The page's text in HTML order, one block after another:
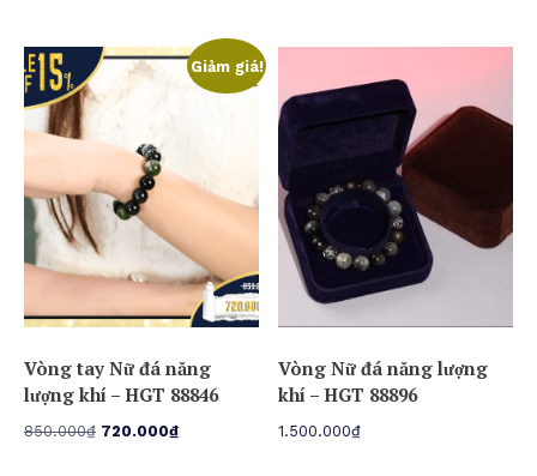
Giảm giá!
Vòng tay Nữ đá năng
lượng khí – HGT 88846
850.000₫ Giá
720.000₫Giá
Vòng Nữ đá năng lượng
khí – HGT 88896
1.500.000₫